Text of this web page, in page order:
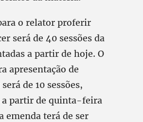
o relator proferir
será de 40 sessões da
a partir de hoje. O
apresentação de
de 10 sessões,
a partir de quinta-feira
emenda terá de ser